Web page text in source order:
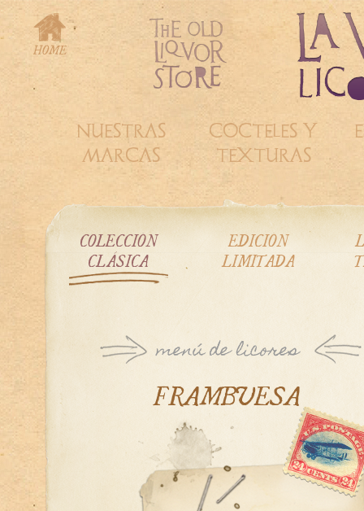
NUESTRAS
MARCAS
COCTELES Y
TEXTURAS
COLECCIÓN
CLÁSICA
EDICIÓN
LIMITADA
FRAMBUESA